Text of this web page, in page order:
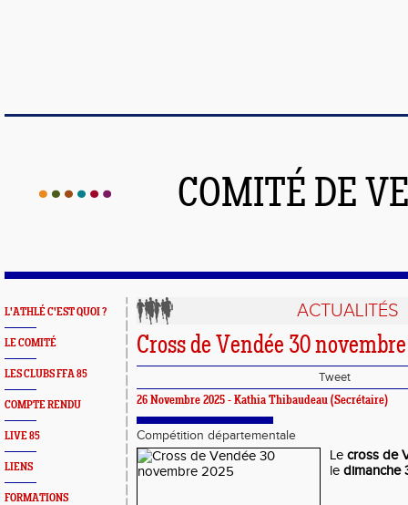
COMITÉ DE
L'ATHLÉ C'EST QUOI ?
LE COMITÉ
LES CLUBS FFA 85
COMPTE RENDU
LIVE 85
LIENS
FORMATIONS
ACTUALITÉS
Cross de Vendée 30
Tweet
26 Novembre 2025 - Kathia Thibaudeau (Secrétaire)
Compétition départementale
Le cross de
le dimanche